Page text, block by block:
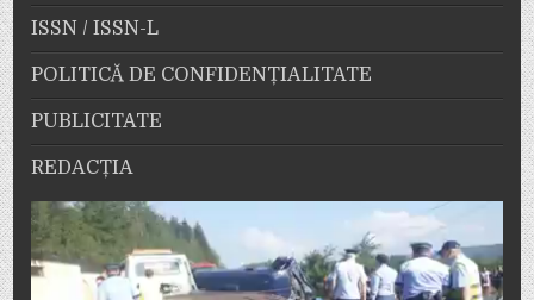
ISSN / ISSN-L
POLITICĂ DE CONFIDENȚIALITATE
PUBLICITATE
REDACȚIA